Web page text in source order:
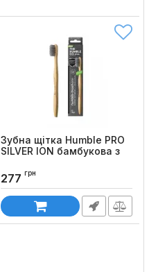
Зубна щітка Humble PRO
SILVER ION бамбукова з
щетиною
Код товару: 882
277 грн